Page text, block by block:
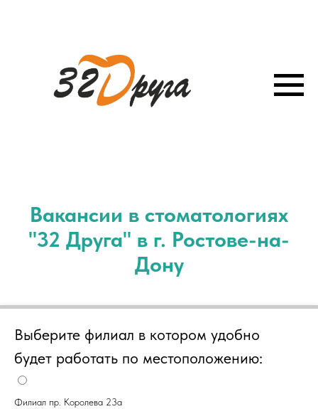
Вакансии в стоматологиях
"32 Друга" в г. Ростове-на-
Дону
Выберите филиал в котором удобно
будет работать по местоположению:
Филиал пр. Королева 23а